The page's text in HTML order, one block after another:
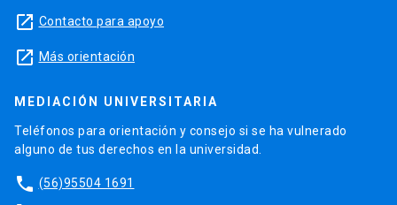
launch Contacto para apoyo
launch Más orientación
MEDIACIÓN UNIVERSITARIA
Teléfonos para orientación y consejo si se ha vulnerado
alguno de tus derechos en la universidad.
phone (56)95504 1691